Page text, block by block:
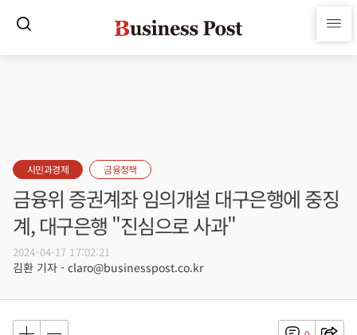
시민과경제 금융정책
금융위 증권계좌 임의개설 대구은행에 중징
계, 대구은행 "진심으로 사과"
2024-04-17 17:02:21
김환 기자 - claro@businesspost.co.kr